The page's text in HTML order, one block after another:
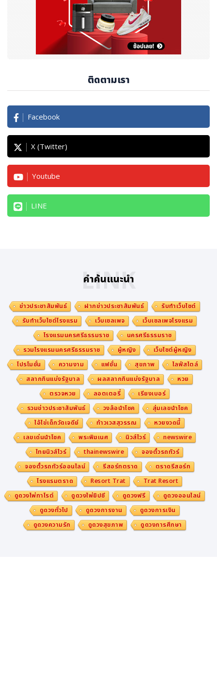
ติดตามเรา
Facebook
X (Twitter)
Youtube
LINE
คำค้นแนะนำ
LINK
ข่าวประชาสัมพันธ์ ฝากข่าวประชาสัมพันธ์
รับทำเว็บไซต์
รับทำเว็บไซต์โรงแรม
เว็บเซลเพจ
เว็บเซลเพจโรงแรม
โรงแรมนครศรีธรรมราช
นครศรีธรรมราช
รวมโรงแรมนครศรีธรรมราช
ผู้หญิง
เว็บไซต์ผู้หญิง
โปรโมชั่น
ความงาม แฟชั่น สุขภาพ
ไลฟ์สไตล์
สลากกินแบ่งรัฐบาล
ผลสลากกินแบ่งรัฐบาล
หวย
ตรวจหวย
ลอตเตอรี่
เรียงเบอร์
รวมข่าวประชาสัมพันธ์
วงล้อนำโชค
สุ่มเลขนำโชค
ไอ้ไข่เด็กวัดเจดีย์
ท้าวเวสสุวรรณ
หวยงวดนี้
เลขเด่นนำโชค
พระพิฆเนศ นิวส์ไวร์
newswire
ไทยนิวส์ไวร์
thainewswire
จองตั๋วรถทัวร์
จองตั๋วรถทัวร์ออนไลน์
รีสอร์ทตราด
ตราดรีสอร์ท
โรงแรมตราด
Resort Trat
Trat Resort
ดูดวงไพ่ทาโรต์
ดูดวงไพ่ยิปซี ดูดวงฟรี
ดูดวงออนไลน์
ดูดวงทั่วไป
ดูดวงการงาน
ดูดวงการเงิน
ดูดวงความรัก
ดูดวงสุขภาพ ดูดวงการศึกษา